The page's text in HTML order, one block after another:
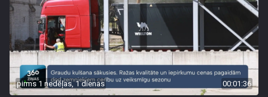
pirms 1 nedēļas, 1 dienas 00:01:36